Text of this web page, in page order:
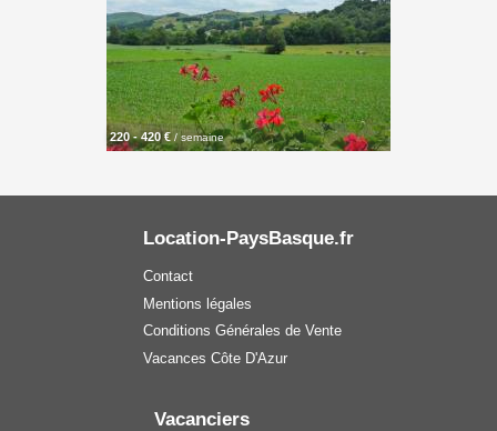
220 - 420 € / semaine
Location-PaysBasque.fr
Contact
Mentions légales
Conditions Générales de Vente
Vacances Côte D'Azur
Vacanciers